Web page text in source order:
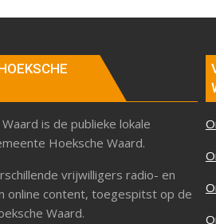
is de publieke lokale
Hoeksche Waard.
vrijwilligers radio- en
online content, toegespitst op de
Waard.